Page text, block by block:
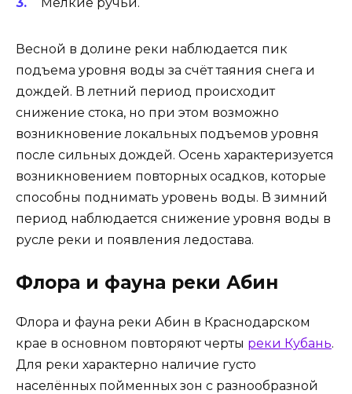
Мелкие ручьи.
Весной в долине реки наблюдается пик
подъема уровня воды за счёт таяния снега и
дождей. В летний период происходит
снижение стока, но при этом возможно
возникновение локальных подъемов уровня
после сильных дождей. Осень характеризуется
возникновением повторных осадков, которые
способны поднимать уровень воды. В зимний
период наблюдается снижение уровня воды в
русле реки и появления ледостава.
Флора и фауна реки Абин
Флора и фауна реки Абин в Краснодарском
крае в основном повторяют черты реки Кубань.
Для реки характерно наличие густо
населённых пойменных зон с разнообразной